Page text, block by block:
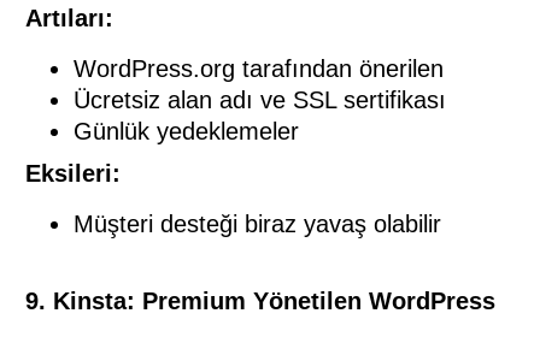
Artıları:
WordPress.org tarafından önerilen
Ücretsiz alan adı ve SSL sertifikası
Günlük yedeklemeler
Eksileri:
Müşteri desteği biraz yavaş olabilir
9. Kinsta: Premium Yönetilen WordPress